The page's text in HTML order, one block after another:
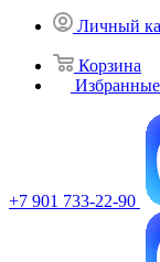
Личный
Корзина
+7 901 733-22-90